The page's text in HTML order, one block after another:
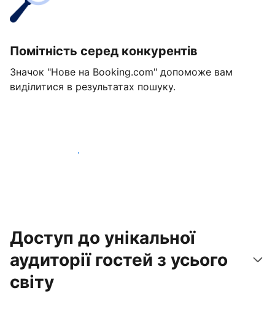
Помітність серед конкурентів
Значок "Нове на Booking.com" допоможе вам
виділитися в результатах пошуку.
Розпочати вже сьогодні
Доступ до унікальної
аудиторії гостей з усього
світу